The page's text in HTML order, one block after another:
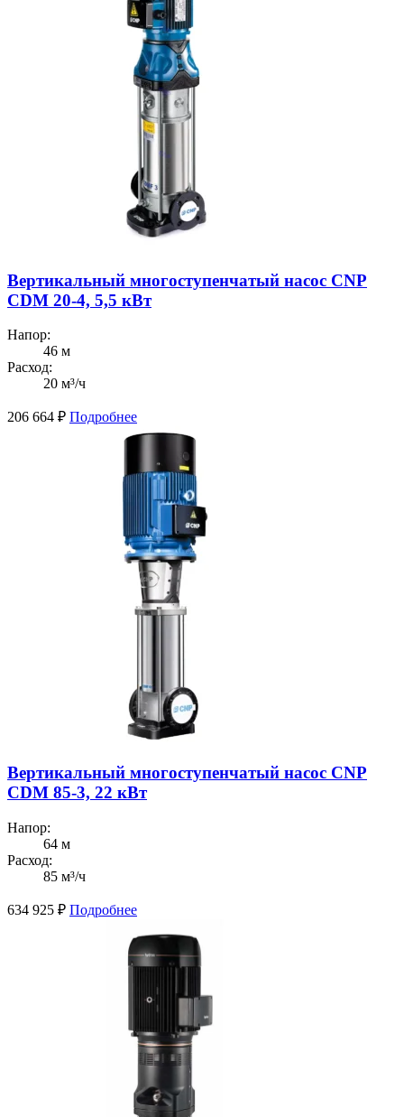
Вертикальный многоступенчатый насос CNP
CDM 20-4, 5,5 кВт
Напор:
46 м
Расход:
20 м³/ч
206 664 ₽ Подробнее
Вертикальный многоступенчатый насос CNP
CDM 85-3, 22 кВт
Напор:
64 м
Расход:
85 м³/ч
634 925 ₽ Подробнее